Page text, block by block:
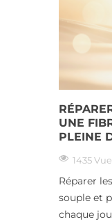
UNE
PLEINE
1435
Réparer
souple et
chaque